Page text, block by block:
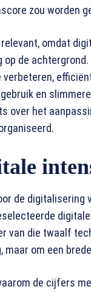
zou worden
omdat
de
en
over het
de
van die twaalf
maar om een
de cijfers